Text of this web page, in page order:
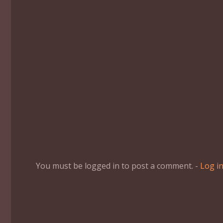
You must be logged in to post a comment. - Log in